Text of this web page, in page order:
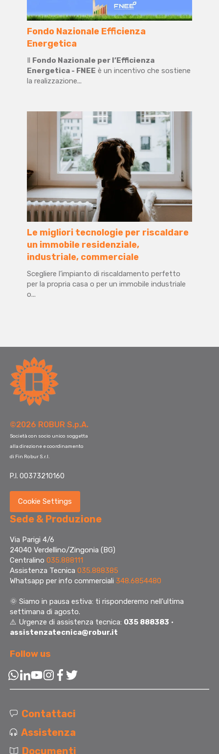
Fondo Nazionale Efficienza
Energetica
Il Fondo Nazionale per l’Efficienza
Energetica - FNEE è un incentivo che sostiene
la realizzazione...
Le migliori tecnologie per riscaldare
un immobile residenziale,
industriale, commerciale
Scegliere l’impianto di riscaldamento perfetto
per la propria casa o per un immobile industriale
o...
©2026 ROBUR S.p.A.
Società con socio unico soggetta
alla direzione e coordinamento
di Fin Robur S.r.l.
P.I. 00373210160
Cookie Settings
Sede & Produzione
Via Parigi 4/6
24040 Verdellino/Zingonia (BG)
Centralino 035.888111
Assistenza Tecnica 035.888385
Whatsapp per info commerciali 348.6854480
🌞 Siamo in pausa estiva: ti risponderemo nell'ultima
settimana di agosto.
⚠️ Urgenze di assistenza tecnica: 035 888383 ·
assistenzatecnica@robur.it
Follow us
Contattaci
Assistenza
Documenti